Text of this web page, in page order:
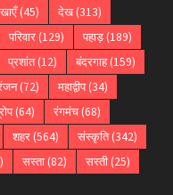
(45) देख(313)
परिवार(129) पहाड़(189)
प्रशांत(12) बंदरगाह(159)
(72) महाद्वीप(34)
(64) रंगमंच(68)
शहर(564) संस्कृति(342)
सस्ता(82) सस्ती(25)